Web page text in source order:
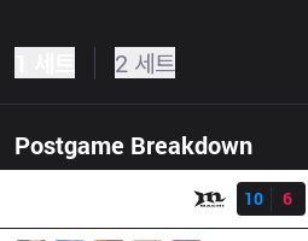
2 세트
Postgame Breakdown
10
6